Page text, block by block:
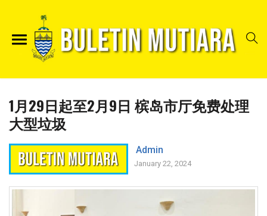
1月29日起至2月9日 槟岛市厅免费处理
大型垃圾
Admin
January 22, 2024